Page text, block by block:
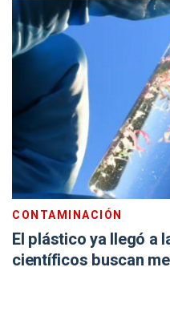
CONTAMINACIÓN
El plástico ya llegó a
científicos buscan